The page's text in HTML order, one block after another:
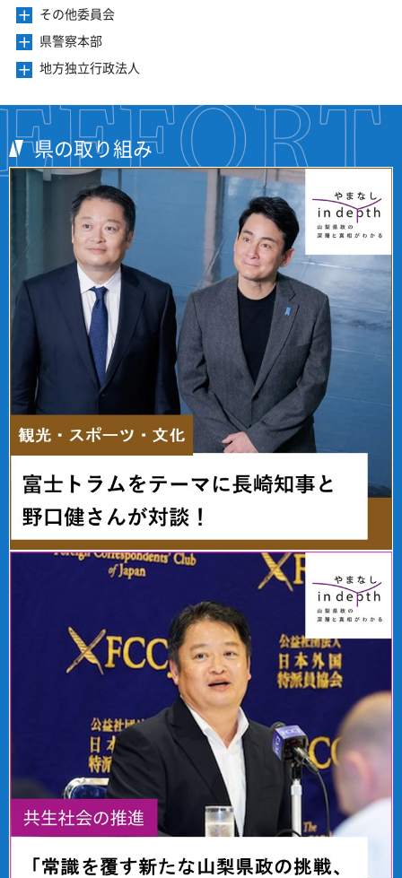
す
き
ま
す
開
き
ま
す
ー
を
開
き
ま
ニ
ュ
ー
を
開
ま
メ
ニ
ュ
ー
を
開
ま
す
その他委員会
メ
ニ
ュ
を
き
ま
す
県警察本部
メ
ュ
を
開
き
地方独立行政法人
県の取り組み